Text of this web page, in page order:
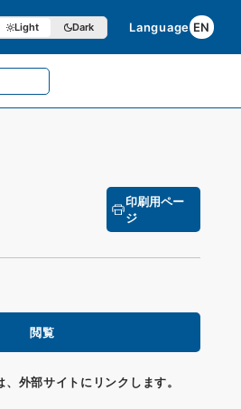
Light Dark Language EN
印刷用ペー
ジ
閲覧
外部サイトにリンクします。